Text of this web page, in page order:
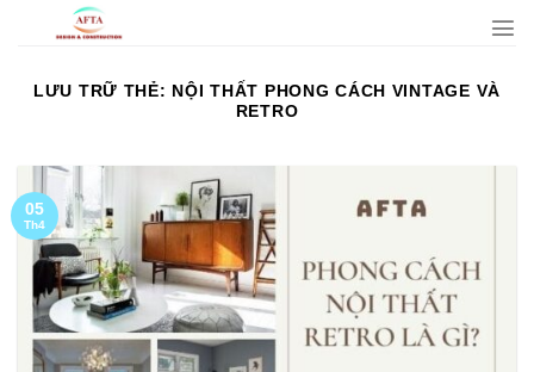
dungLƯU TRỮ THẺ: NỘI THẤT PHONG CÁCH VINTAGE VÀ
RETRO
05
Th4